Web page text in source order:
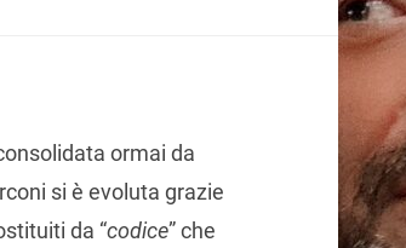
ormai da
si è evoluta grazie
da “codice” che